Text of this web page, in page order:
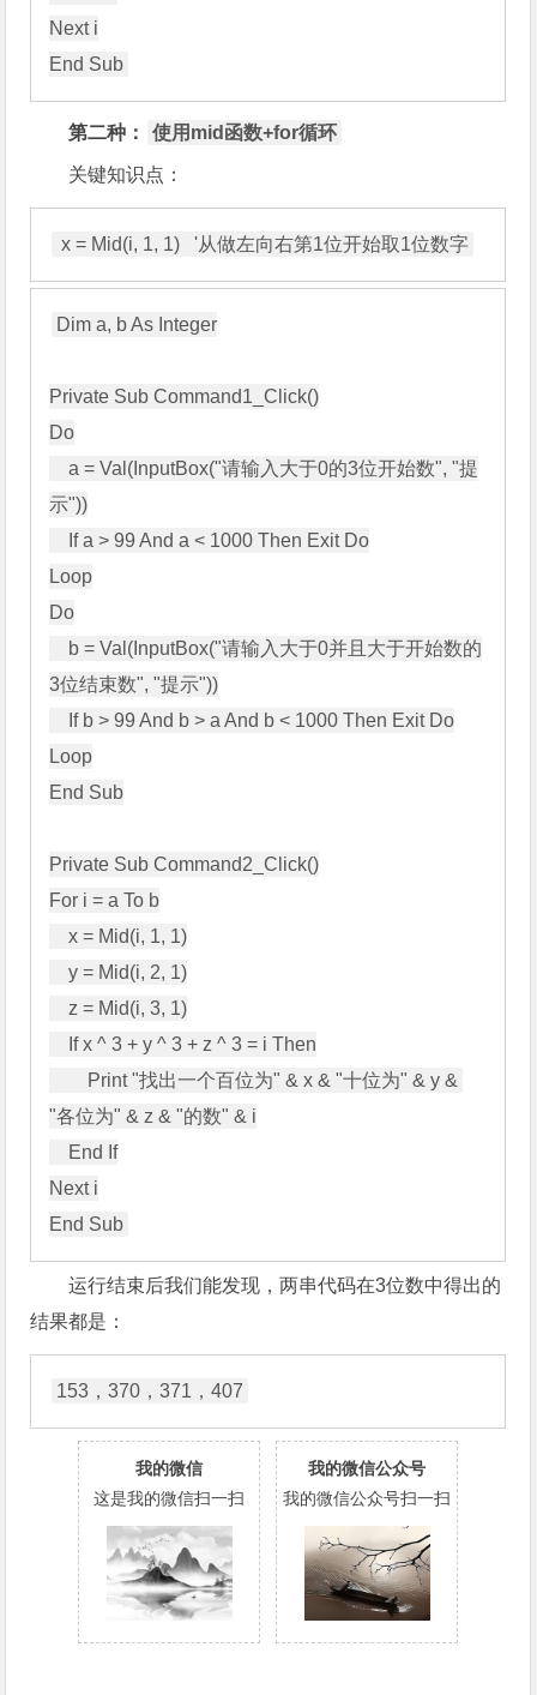
Next i
End Sub
第二种： 使用mid函数+for循环
关键知识点：
x = Mid(i, 1, 1)   '从做左向右第1位开始取1位数字
Dim a, b As Integer
Private Sub Command1_Click()
Do
    a = Val(InputBox("请输入大于0的3位开始数", "提
示"))
Loop
Do
3位结束数", "提示"))
Loop
End Sub
Private Sub Command2_Click()
For i = a To b
    x = Mid(i, 1, 1)
    y = Mid(i, 2, 1)
"各位为" & z & "的数" & i
Next i
End Sub
运行结束后我们能发现，两串代码在3位数中得出的
结果都是：
153，370，371，407
我的微信
这是我的微信扫一扫
我的微信公众号
我的微信公众号扫一扫